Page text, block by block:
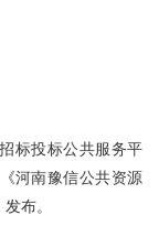
标投标公共服务平
《河南豫信公共资源
布。